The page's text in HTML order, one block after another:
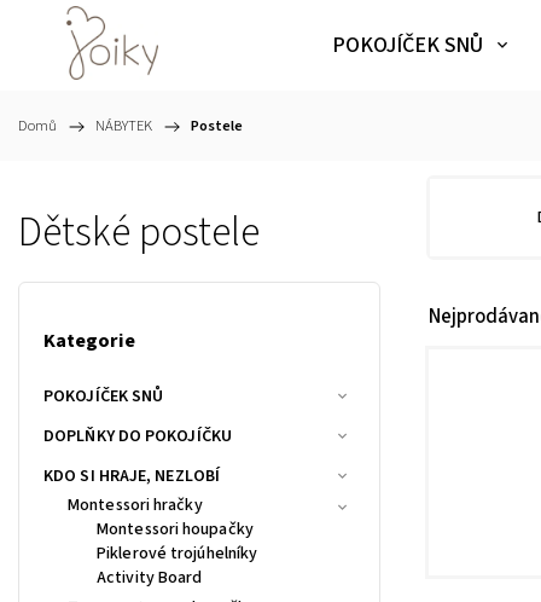
POKOJÍČEK SNŮ
Domů / NÁBYTEK / Postele
Dětské postele
Kategorie
POKOJÍČEK SNŮ
DOPLŇKY DO POKOJÍČKU
KDO SI HRAJE, NEZLOBÍ
Montessori hračky
Montessori houpačky
Piklerové trojúhelníky
Activity Board